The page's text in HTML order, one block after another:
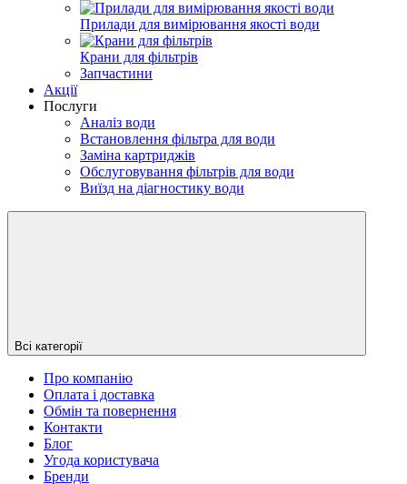
Прилади для вимірювання якості води
Крани для фільтрів
Запчастини
Акції
Послуги
Аналіз води
Встановлення фільтра для води
Заміна картриджів
Обслуговування фільтрів для води
Виїзд на діагностику води
Всі категорії
Про компанію
Оплата і доставка
Обмін та повернення
Контакти
Блог
Угода користувача
Бренди